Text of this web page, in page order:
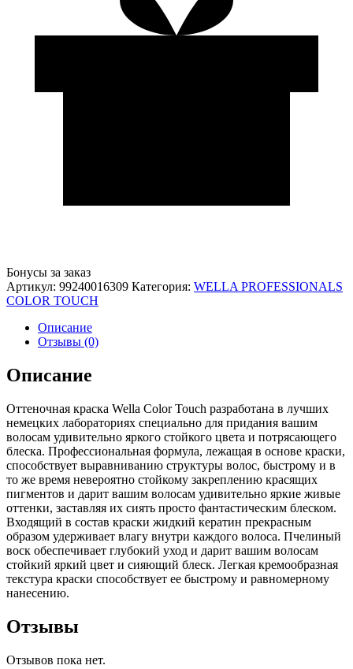
Бонусы за заказ
Артикул: 99240016309 Категория: WELLA PROFESSIONALS
COLOR TOUCH
Описание
Отзывы (0)
Описание
Оттеночная краска Wella Color Touch разработана в лучших
немецких лабораториях специально для придания вашим
волосам удивительно яркого стойкого цвета и потрясающего
блеска. Профессиональная формула, лежащая в основе краски,
способствует выравниванию структуры волос, быстрому и в
то же время невероятно стойкому закреплению красящих
пигментов и дарит вашим волосам удивительно яркие живые
оттенки, заставляя их сиять просто фантастическим блеском.
Входящий в состав краски жидкий кератин прекрасным
образом удерживает влагу внутри каждого волоса. Пчелиный
воск обеспечивает глубокий уход и дарит вашим волосам
стойкий яркий цвет и сияющий блеск. Легкая кремообразная
текстура краски способствует ее быстрому и равномерному
нанесению.
Отзывы
Отзывов пока нет.